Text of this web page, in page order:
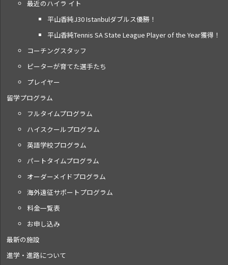
最近のハイラ イト
平山香純J30 Istanbulダブルス優勝！
平山香純Tennis SA State League Player of the Year獲得！
コーチングスタッフ
ピーターが育てた選手たち
プレイヤー
留学プログラム
フルタイムプログラム
ハイスクールプログラム
英語学校プログラム
パートタイムプログラム
オーダーメイドプログラム
海外遠征サポートプログラム
料金一覧表
お申し込み
最新の施設
進学・進路について